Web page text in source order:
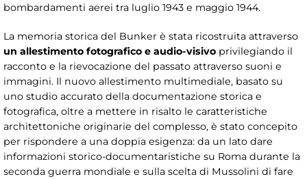
bombardamenti aerei tra luglio 1943 e maggio 1944.
La memoria storica del Bunker è stata ricostruita attraverso
un allestimento fotografico e audio-visivo privilegiando il
racconto e la rievocazione del passato attraverso suoni e
immagini. Il nuovo allestimento multimediale, basato su
uno studio accurato della documentazione storica e
fotografica, oltre a mettere in risalto le caratteristiche
architettoniche originarie del complesso, è stato concepito
per rispondere a una doppia esigenza: da un lato dare
informazioni storico-documentaristiche su Roma durante la
seconda guerra mondiale e sulla scelta di Mussolini di fare